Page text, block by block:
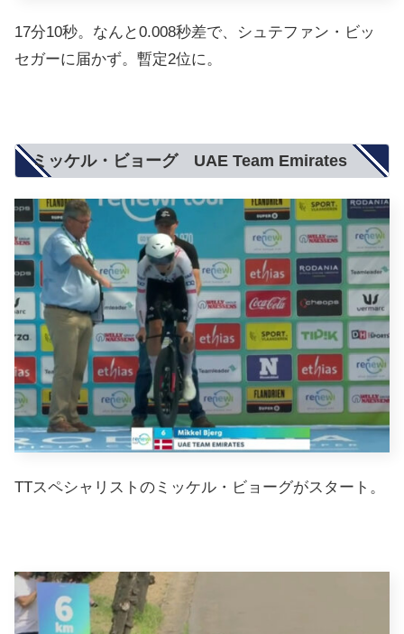
17分10秒。なんと0.008秒差で、シュテファン・ビッ
セガーに届かず。暫定2位に。
ミッケル・ビョーグ UAE Team Emirates
TTスペシャリストのミッケル・ビョーグがスタート。